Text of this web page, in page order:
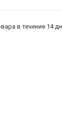
в течение 14